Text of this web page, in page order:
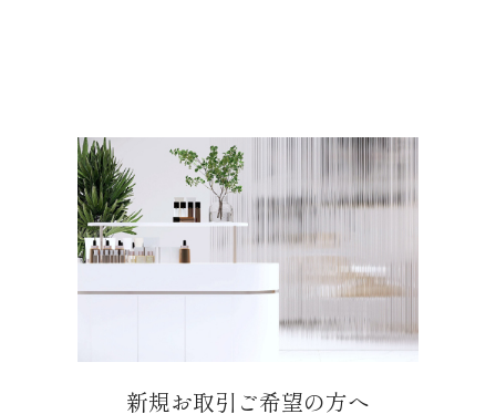
新規お取引ご希望の方へ